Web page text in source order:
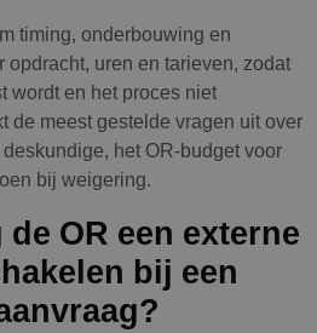
timing, onderbouwing en
uren en tarieven, zodat
wordt en het proces niet
de meest gestelde vragen uit over
het OR-budget voor
bij weigering.
OR een externe
bij een